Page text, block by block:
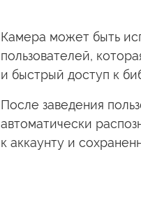
Камера может быть
пользователей,
и быстрый доступ к
После заведения
автоматически
к аккаунту и